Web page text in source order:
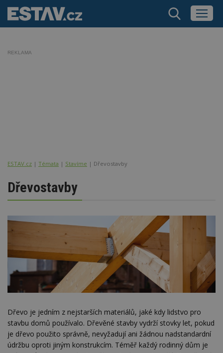
REKLAMA
ESTAV.cz Témata Stavíme Dřevostavby
Dřevostavby
Dřevo je jedním z nejstarších materiálů, jaké kdy lidstvo pro
stavbu domů používalo. Dřevěné stavby vydrží stovky let, pokud
je dřevo použito správně, nevyžadují ani žádnou nadstandardní
údržbu oproti jiným konstrukcím. Téměř každý rodinný dům je